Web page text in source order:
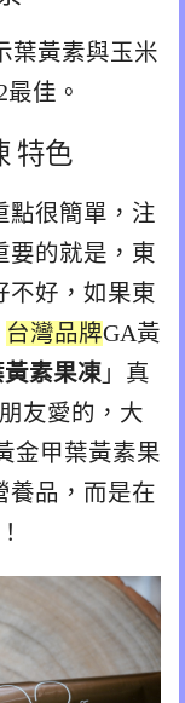
葉黃素與玉米
最佳。
特色
點很簡單，注
要的就是，東
不好，如果東
台灣品牌GA黃
素果凍 」真
友愛的，大
金甲葉黃素果
養品，而是在